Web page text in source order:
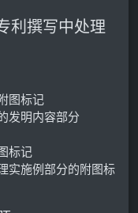
利撰写中处理
图标记
发明内容部分
标记
实施例部分的附图标